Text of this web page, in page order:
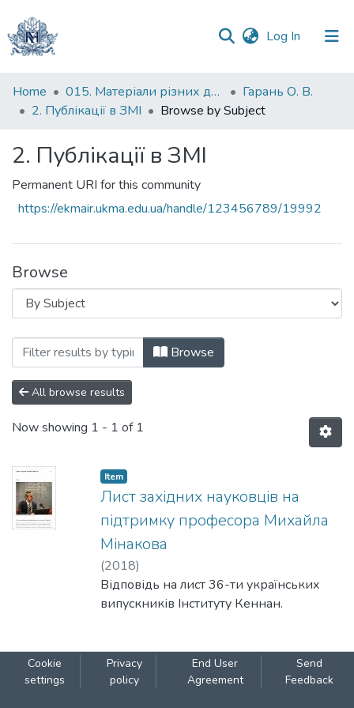
Log In (current)
Communities
&
All of DSpace
Home 015. Матеріали різних дослідників та організацій
Гарань О. В.
2. Публікації в ЗМІ
Browse by Subject
2. Публікації в ЗМІ
Permanent URI for this community
https://ekmair.ukma.edu.ua/handle/123456789/19992
Browse
Browsing 2. Публікації в ЗМІ by
Browse
All browse results
Now showing 1 - 1 of 1
Item
Лист західних науковців на
підтримку професора Михайла
Мінакова
(2018)
Відповідь на лист 36-ти українських
випускників Інституту Кеннан.
Cookie
settings
Privacy
policy
End User
Agreement
Send
Feedback